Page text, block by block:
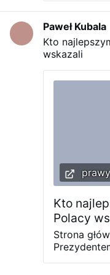
krytycznie
się
proc.).
Morawiecki
stać się
według
(57 proc.).
tys. do
komentuje
Paweł Kubala
Kto
wskazali
Kto
Polacy
Strona
dla